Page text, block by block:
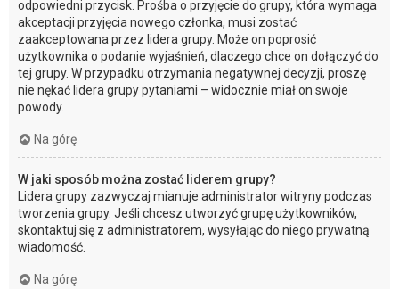
odpowiedni przycisk. Prośba o przyjęcie do grupy, która wymaga
akceptacji przyjęcia nowego członka, musi zostać
zaakceptowana przez lidera grupy. Może on poprosić
użytkownika o podanie wyjaśnień, dlaczego chce on dołączyć do
tej grupy. W przypadku otrzymania negatywnej decyzji, proszę
nie nękać lidera grupy pytaniami – widocznie miał on swoje
powody.
Na górę
W jaki sposób można zostać liderem grupy?
Lidera grupy zazwyczaj mianuje administrator witryny podczas
tworzenia grupy. Jeśli chcesz utworzyć grupę użytkowników,
skontaktuj się z administratorem, wysyłając do niego prywatną
wiadomość.
Na górę